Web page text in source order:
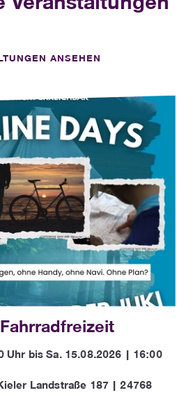
ANSEHEN
Uhr bis Sa. 15.08.2026 | 16:00
Landstraße 187 | 24768